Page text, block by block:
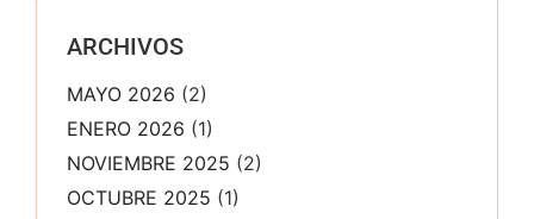
ARCHIVOS
MAYO 2026 (2)
ENERO 2026 (1)
NOVIEMBRE 2025 (2)
OCTUBRE 2025 (1)